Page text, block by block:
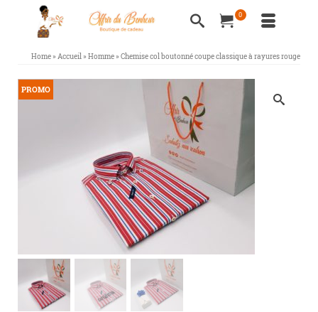
0
Home» Accueil» Homme» Chemise col boutonné coupe classique à rayures rouge
PROMO